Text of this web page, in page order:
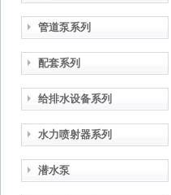
管道泵系列
配套系列
给排水设备系列
水力喷射器系列
潜水泵